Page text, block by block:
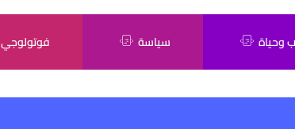
وحياة سياسة فوتولوجي